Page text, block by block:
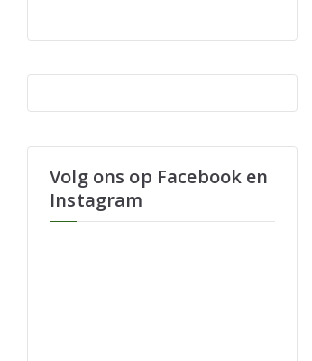
Volg ons op Facebook en
Instagram